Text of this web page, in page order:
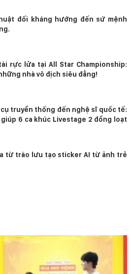
đối kháng hướng đến sứ mệnh
rực lửa tại All Star Championship:
nhà vô địch siêu đẳng!
cụ truyền thống đến nghệ sĩ quốc tế:
6 ca khúc Livestage 2 đồng loạt
từ trào lưu tạo sticker AI từ ảnh trẻ